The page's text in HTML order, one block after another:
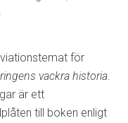
för
vackra historia
är ett
till boken enligt